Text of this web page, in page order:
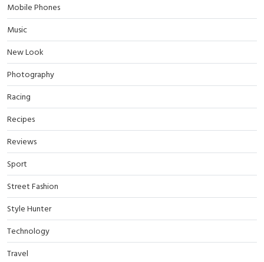
Mobile Phones
Music
New Look
Photography
Racing
Recipes
Reviews
Sport
Street Fashion
Style Hunter
Technology
Travel